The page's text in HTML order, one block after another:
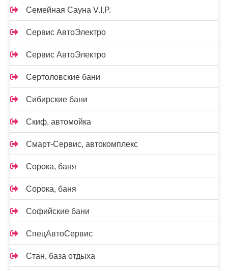
Семейная Сауна V.I.P.
Сервис АвтоЭлектро
Сервис АвтоЭлектро
Сертоловские бани
Сибирские бани
Скиф, автомойка
Смарт-Сервис, автокомплекс
Сорока, баня
Сорока, баня
Софийские бани
СпецАвтоСервис
Стан, база отдыха